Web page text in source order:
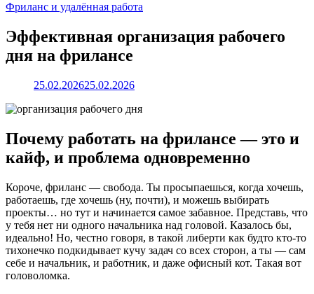
Фриланс и удалённая работа
Эффективная организация рабочего
дня на фрилансе
25.02.202625.02.2026
Почему работать на фрилансе — это и
кайф, и проблема одновременно
Короче, фриланс — свобода. Ты просыпаешься, когда хочешь,
работаешь, где хочешь (ну, почти), и можешь выбирать
проекты… но тут и начинается самое забавное. Представь, что
у тебя нет ни одного начальника над головой. Казалось бы,
идеально! Но, честно говоря, в такой либерти как будто кто-то
тихонечко подкидывает кучу задач со всех сторон, а ты — сам
себе и начальник, и работник, и даже офисный кот. Такая вот
головоломка.